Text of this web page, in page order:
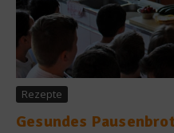
Rezepte
Gesundes